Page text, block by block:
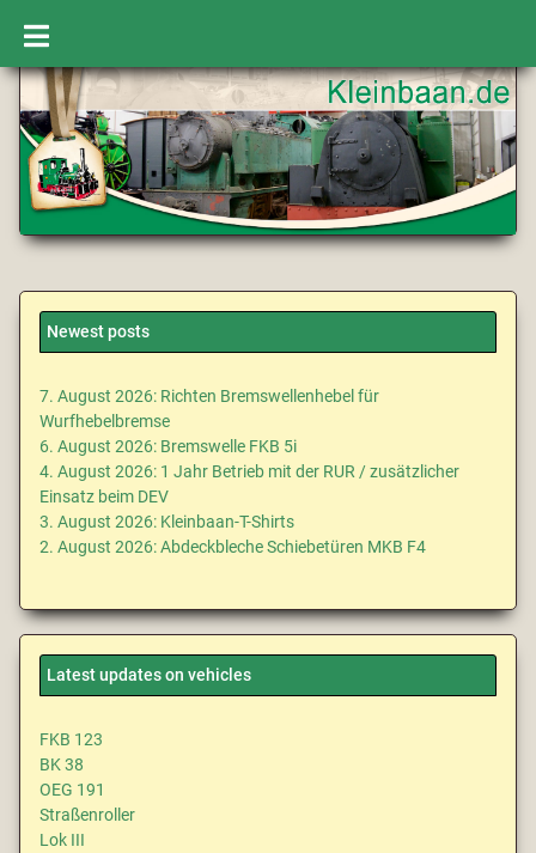
Newest posts
7. August 2026: Richten Bremswellenhebel für
Wurfhebelbremse
6. August 2026: Bremswelle FKB 5i
4. August 2026: 1 Jahr Betrieb mit der RUR / zusätzlicher
Einsatz beim DEV
3. August 2026: Kleinbaan-T-Shirts
2. August 2026: Abdeckbleche Schiebetüren MKB F4
Latest updates on vehicles
FKB 123
BK 38
OEG 191
Straßenroller
Lok III